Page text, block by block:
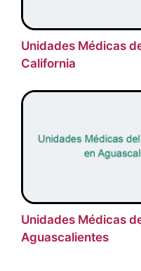
Unidades Médicas
California
Unidades Médicas
Aguascalientes